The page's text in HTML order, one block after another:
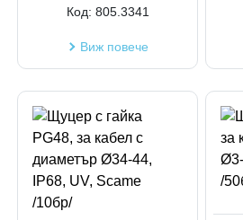
Код: 805.3341
Виж повече